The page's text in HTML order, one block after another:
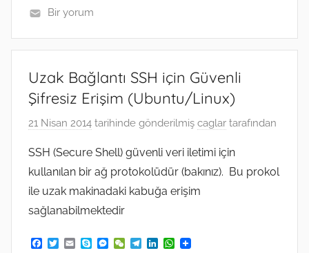
Bir yorum
Uzak Bağlantı SSH için Güvenli
Şifresiz Erişim (Ubuntu/Linux)
21 Nisan 2014 tarihinde gönderilmiş caglar tarafından
SSH (Secure Shell) güvenli veri iletimi için
kullanılan bir ağ protokolüdür (bakınız). Bu prokol
ile uzak makinadaki kabuğa erişim
sağlanabilmektedir
F
E
S
M
W
T
L
W